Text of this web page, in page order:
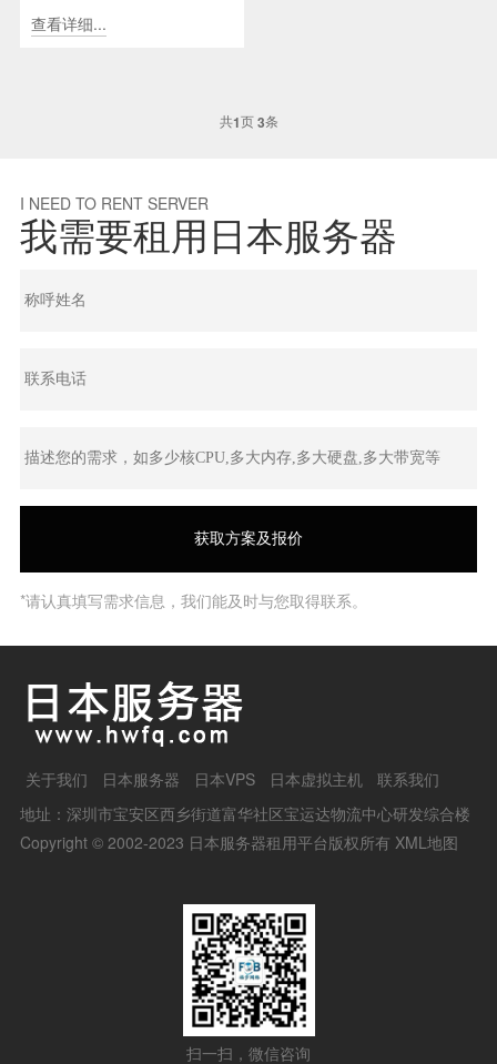
查看详细...
共1页3条
I NEED TO RENT SERVER
我需要租用日本服务器
*请认真填写需求信息，我们能及时与您取得联系。
关于我们 日本服务器 日本VPS 日本虚拟主机
联系我们
地址：深圳市宝安区西乡街道富华社区宝运达物流中心研发综合楼
Copyright © 2002-2023 日本服务器租用平台版权所有 XML地图
扫一扫，微信咨询